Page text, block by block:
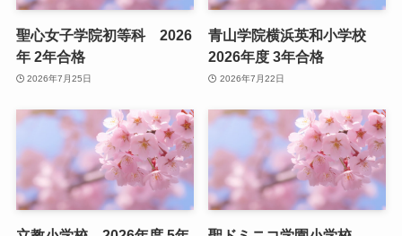
聖心女子学院初等科 2026
年 2年合格
2026年7月25日
青山学院横浜英和小学校
2026年度 3年合格
2026年7月22日